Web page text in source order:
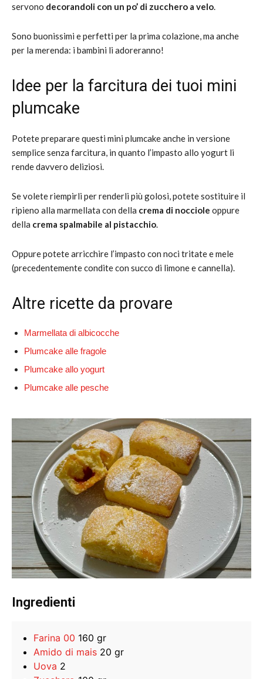
servono decorandoli con un po’ di zucchero a velo.
Sono buonissimi e perfetti per la prima colazione, ma anche
per la merenda: i bambini li adoreranno!
Idee per la farcitura dei tuoi mini
plumcake
Potete preparare questi mini plumcake anche in versione
semplice senza farcitura, in quanto l’impasto allo yogurt li
rende davvero deliziosi.
Se volete riempirli per renderli più golosi, potete sostituire il
ripieno alla marmellata con della crema di nocciole oppure
della crema spalmabile al pistacchio.
Oppure potete arricchire l’impasto con noci tritate e mele
(precedentemente condite con succo di limone e cannella).
Altre ricette da provare
Marmellata di albicocche
Plumcake alle fragole
Plumcake allo yogurt
Plumcake alle pesche
Ingredienti
Farina 00 160 gr
Amido di mais 20 gr
Uova 2